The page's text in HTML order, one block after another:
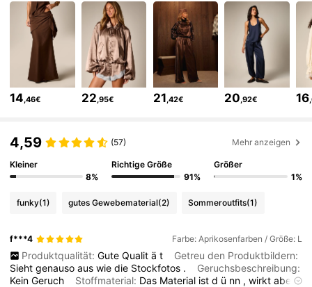
693K Follower
4,81 693K Follower
693K Follower
4,81
4,81 693K Follower
14,46€ 22,95€ 21,42€ 20,92€ 16
4,59 (57) Mehr anzeigen
Kleiner
8%
Richtige Größe
91%
Größer
1%
funky(1) gutes Gewebematerial(2) Sommeroutfits(1)
f***4 Farbe: Aprikosenfarben / Größe: L
Produktqualität: Gute Qualit ä t
Getreu den Produktbildern:
Siehtgenausoauswiedie Stockfotos .
Geruchsbeschreibung:
KeinGeruch Stoffmaterial: Das Material istd ü nn ,wirktaber